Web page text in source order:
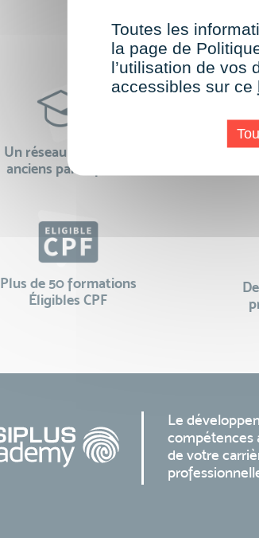
Un réseau de 22 000
anciens participants
100%
Plus de 50 formations
Éligibles CPF
Le
compétences
de votre
Toutes les
la page de
l’utilisation de vos
accessibles sur ce